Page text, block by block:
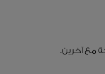
مع آخرين.